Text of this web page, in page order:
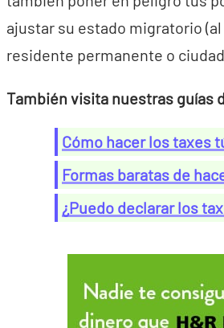
ajustar su estado migratorio
residente permanente o
También visita nuestras guías
Cómo hacer los taxes
Formas baratas de
¿Puedo declarar los